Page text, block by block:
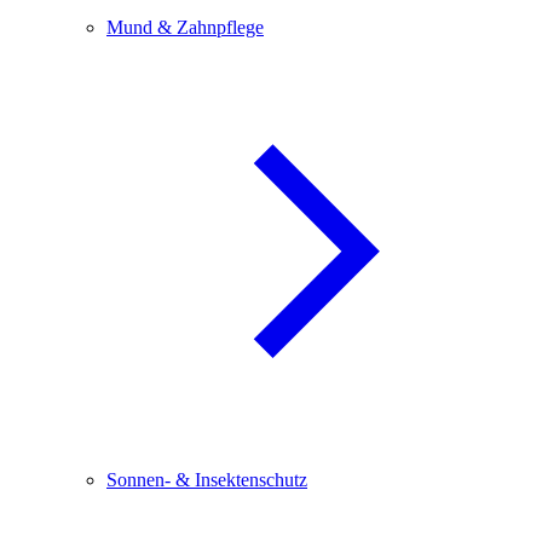
Mund & Zahnpflege
Sonnen- & Insektenschutz